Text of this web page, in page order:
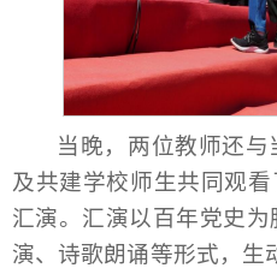
当晚，两位教师还
及共建学校师生共同观
汇演。汇演以百年党史
演、诗歌朗诵等形式，生